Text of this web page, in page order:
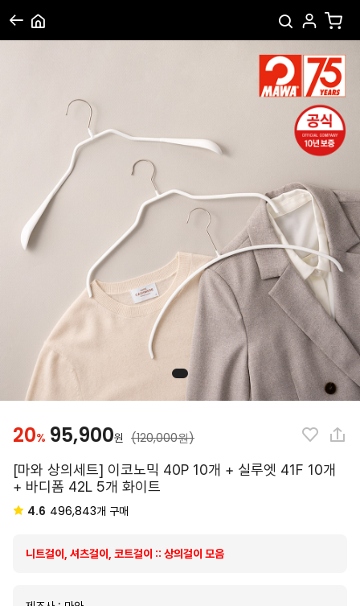
20% 95,900원 (120,000원)
[마와 상의세트] 이코노믹 40P 10개 + 실루엣 41F 10개
+ 바디폼 42L 5개 화이트
4.6 496,843개 구매
니트걸이, 셔츠걸이, 코트걸이 :: 상의걸이 모음